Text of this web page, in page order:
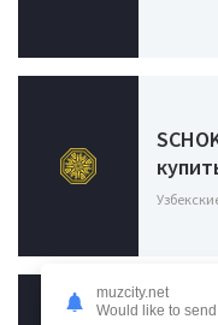
muzcity.net
Would like to